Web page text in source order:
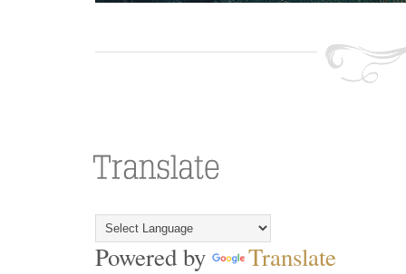
Powered by Translate